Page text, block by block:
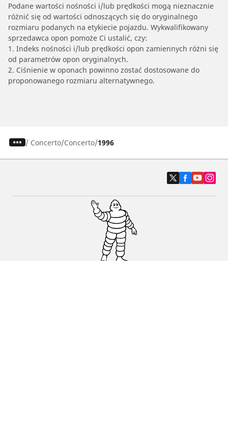
Podane wartości nośności i/lub prędkości mogą nieznacznie
różnić się od wartości odnoszących się do oryginalnego
rozmiaru podanych na etykiecie pojazdu. Wykwalifikowany
sprzedawca opon pomoże Ci ustalić, czy:
1. Indeks nośności i/lub prędkości opon zamiennych różni się
od parametrów opon oryginalnych.
2. Ciśnienie w oponach powinno zostać dostosowane do
proponowanego rozmiaru alternatywnego.
/ Concerto Concerto 1996